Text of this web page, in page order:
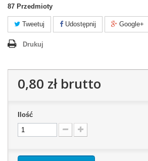
87 Przedmioty
Tweetuj Udostępnij Google+
Drukuj
0,80 złbrutto
Ilość